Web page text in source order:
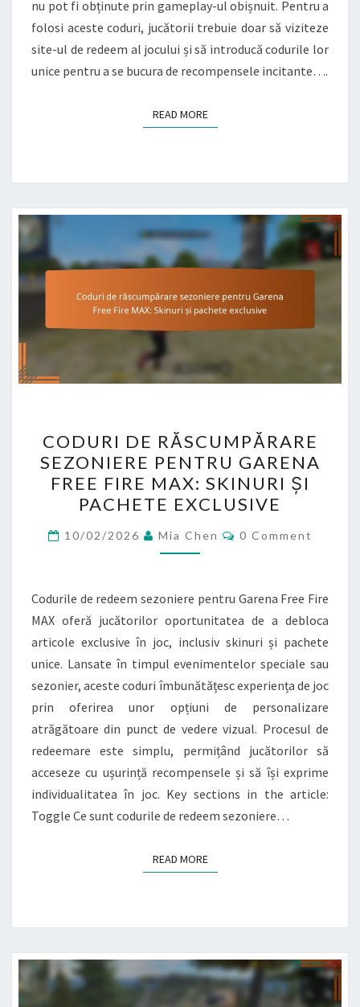
IMPLICAREA
JUCĂTORILOR
nu pot fi obținute prin gameplay-ul obișnuit. Pentru a
folosi aceste coduri, jucătorii trebuie doar să viziteze
site-ul de redeem al jocului și să introducă codurile lor
unice pentru a se bucura de recompensele incitante….
READ MOREREAD MORE
DE
RĂSCUMPĂRARE
SEZONIERE
PENTRU
GARENA
FREE
MAX:
SKINURI
ȘI
PACHETE
EXCLUSIVE
CODURI DE RĂSCUMPĂRARE
SEZONIERE PENTRU GARENA
FREE FIRE MAX: SKINURI ȘI
PACHETE EXCLUSIVE
10/02/2026 Mia Chen Comments
0 Comment
Codurile de redeem sezoniere pentru Garena Free Fire
MAX oferă jucătorilor oportunitatea de a debloca
articole exclusive în joc, inclusiv skinuri și pachete
unice. Lansate în timpul evenimentelor speciale sau
sezonier, aceste coduri îmbunătățesc experiența de joc
prin oferirea unor opțiuni de personalizare
atrăgătoare din punct de vedere vizual. Procesul de
redeemare este simplu, permițând jucătorilor să
acceseze cu ușurință recompensele și să își exprime
individualitatea în joc. Key sections in the article:
Toggle Ce sunt codurile de redeem sezoniere…
READ MOREREAD MORE